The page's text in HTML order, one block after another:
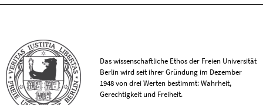
Das wissenschaftliche Ethos der Freien Universität
Berlin wird seit ihrer Gründung im Dezember
1948 von drei Werten bestimmt: Wahrheit,
Gerechtigkeit und Freiheit.